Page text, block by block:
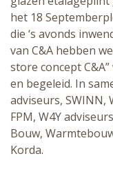
het 18
die ‘s avonds
van C&A hebben
store concept
en begeleid. In
adviseurs, SWINN,
FPM, W4Y
Bouw,
Korda.